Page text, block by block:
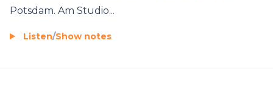
Potsdam. Am Studio...
Listen/Show notes